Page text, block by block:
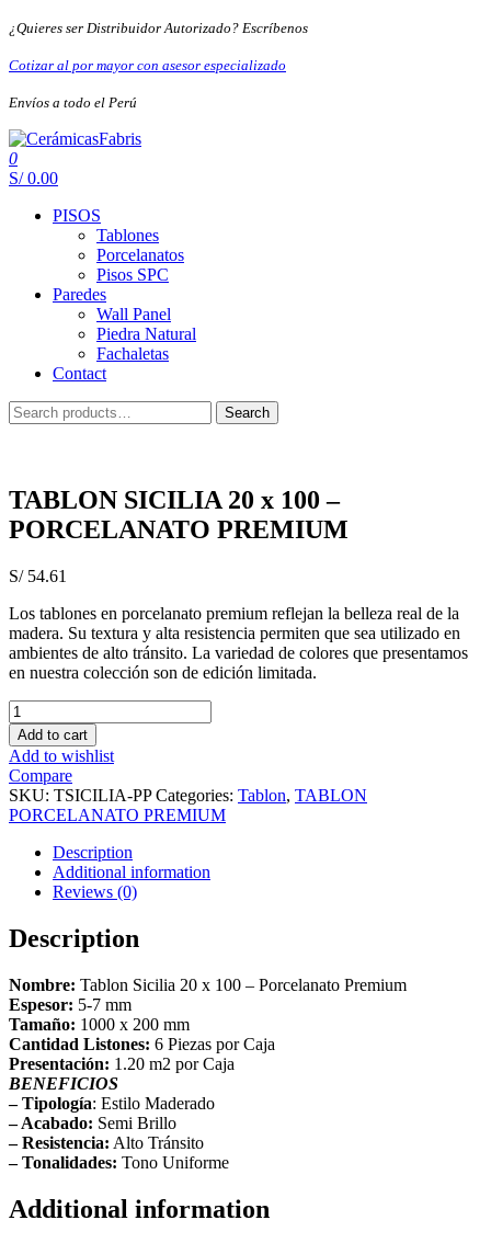
Skip
the
¿Quieres ser Distribuidor Autorizado? Escríbenos
Cotizar al por mayor con asesor especializado
Envíos a todo el Perú
CerámicasFabris
0
S/ 0.00
PISOS
Tablones
Porcelanatos
Pisos SPC
Paredes
Wall Panel
Piedra Natural
Fachaletas
Contact
Search
for:
Search
TABLON SICILIA 20 x 100 –
PORCELANATO PREMIUM
S/54.61
Los tablones en porcelanato premium reflejan la belleza real de la
madera. Su textura y alta resistencia permiten que sea utilizado en
ambientes de alto tránsito. La variedad de colores que presentamos
en nuestra colección son de edición limitada.
TABLON
SICILIA
20
x
100
-
PORCELANATO
PREMIUM
quantity
Add to cart
Add to wishlist
Compare
SKU: TSICILIA-PP Categories: Tablon, TABLON
PORCELANATO PREMIUM
Description
Additional information
Reviews (0)
Description
Nombre: Tablon Sicilia 20 x 100 – Porcelanato Premium
Espesor: 5-7 mm
Tamaño: 1000 x 200 mm
Cantidad Listones: 6 Piezas por Caja
Presentación: 1.20 m2 por Caja
BENEFICIOS
– Tipología: Estilo Maderado
– Acabado: Semi Brillo
– Resistencia: Alto Tránsito
– Tonalidades: Tono Uniforme
Additional information